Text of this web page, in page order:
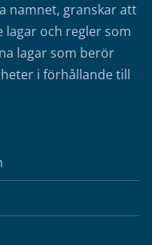
namnet, granskar att
och regler som
lagar som berör
i förhållande till